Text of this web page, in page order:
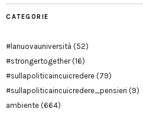
CATEGORIE
#lanuovauniversità (52)
#strongertogether(16)
#sullapoliticaincuicredere (79)
#sullapoliticaincuicredere_pensieri (9)
ambiente (664)